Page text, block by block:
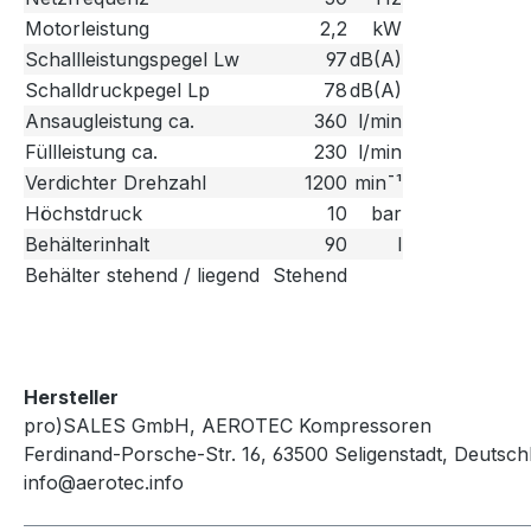
Motorleistung
2,2
kW
Schallleistungspegel Lw
97dB(A)
Schalldruckpegel Lp
78dB(A)
Ansaugleistung ca.
360 l/min
Füllleistung ca.
230 l/min
Verdichter Drehzahl
1200 min¯¹
Höchstdruck
10
bar
Behälterinhalt
90
l
Behälter stehend / liegend Stehend
Hersteller
pro)SALES GmbH, AEROTEC Kompressoren
Ferdinand-Porsche-Str. 16, 63500 Seligenstadt,
info@aerotec.info